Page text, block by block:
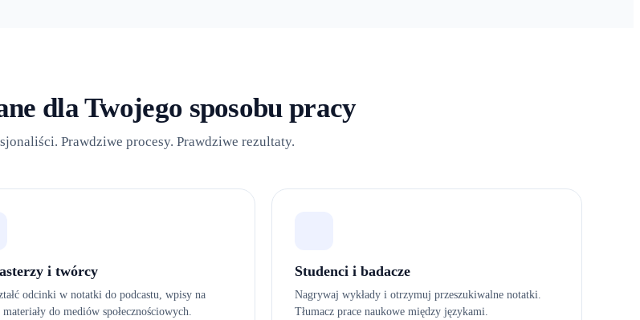
dla Twojego sposobu pracy
Prawdziwe procesy. Prawdziwe rezultaty.
i twórcy
odcinki w notatki do podcastu, wpisy na
do mediów społecznościowych.
Studenci i badacze
Nagrywaj wykłady i otrzymuj przeszukiwalne notatki.
Tłumacz prace naukowe między językami.